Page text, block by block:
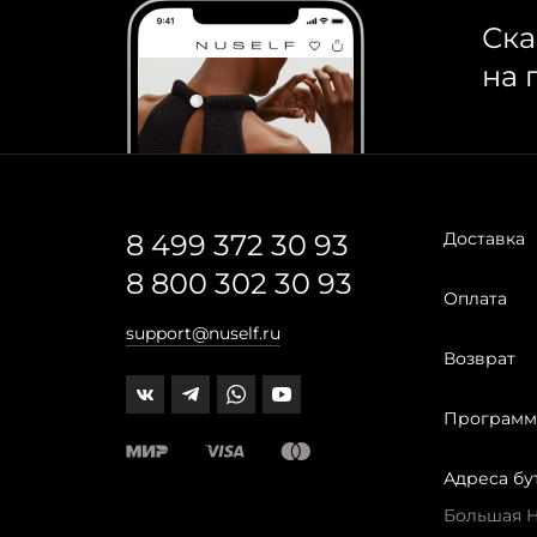
на
8 499 372 30 93
8 800 302 30 93
support@nuself.ru
Доставка
Оплата
Возврат
Адреса
Большая